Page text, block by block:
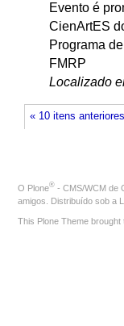
Evento é
CienArtES
Programa
FMRP
Localizado
« 10 itens anteriores
O Plone® - CMS/WCM de
amigos. Distribuído sob a
This Plone Theme brought